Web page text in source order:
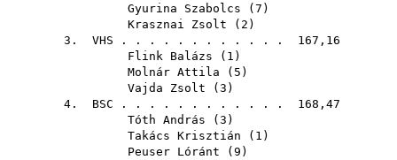
Gyurina Szabolcs ( 7 )
Krasznai Zsolt ( 2 )
3. VHS . . . . . . . . . . . . 167,16
Flink Balázs ( 1 )
Molnár Attila ( 5 )
Vajda Zsolt ( 3 )
4. BSC . . . . . . . . . . . . 168,47
Tóth András ( 3 )
Takács Krisztián ( 1 )
Peuser Lóránt ( 9 )